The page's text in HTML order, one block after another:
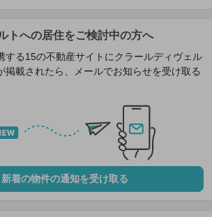
トへの居住をご検討中の方へ
する15の不動産サイトにクラールディヴェル
掲載されたら、メールでお知らせを受け取る
新着の物件の通知を受け取る